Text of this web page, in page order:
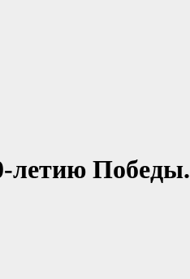
летию Победы.